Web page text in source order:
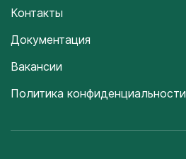
Контакты
Документация
Вакансии
Политика конфиденциальности